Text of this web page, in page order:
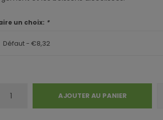
un choix: *
Défaut - €8,32
AJOUTER AU PANIER